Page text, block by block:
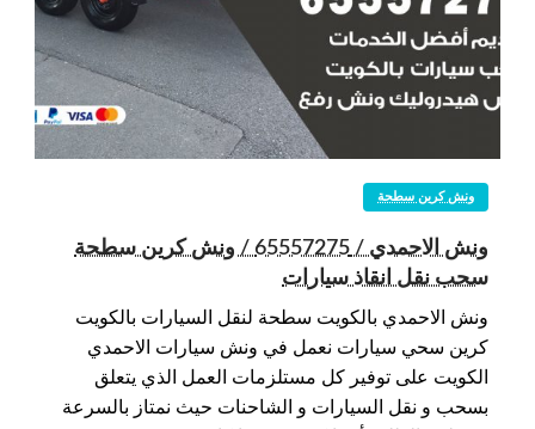
ونش كرين سطحة
ونش الاحمدي / 65557275 / ونش كرين سطحة
سحب نقل انقاذ سيارات
ونش الاحمدي بالكويت سطحة لنقل السيارات بالكويت
كرين سحي سيارات نعمل في ونش سيارات الاحمدي
الكويت على توفير كل مستلزمات العمل الذي يتعلق
بسحب و نقل السيارات و الشاحنات حيث نمتاز بالسرعة